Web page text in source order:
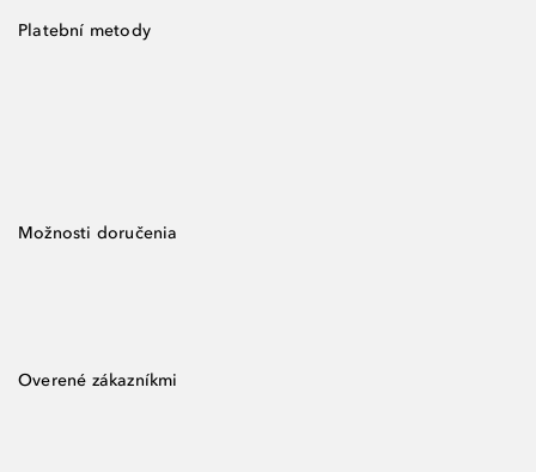
Platební metody
Možnosti doručenia
Overené zákazníkmi